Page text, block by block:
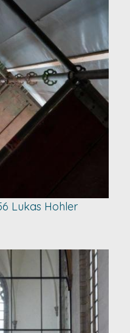
Lukas Hohler